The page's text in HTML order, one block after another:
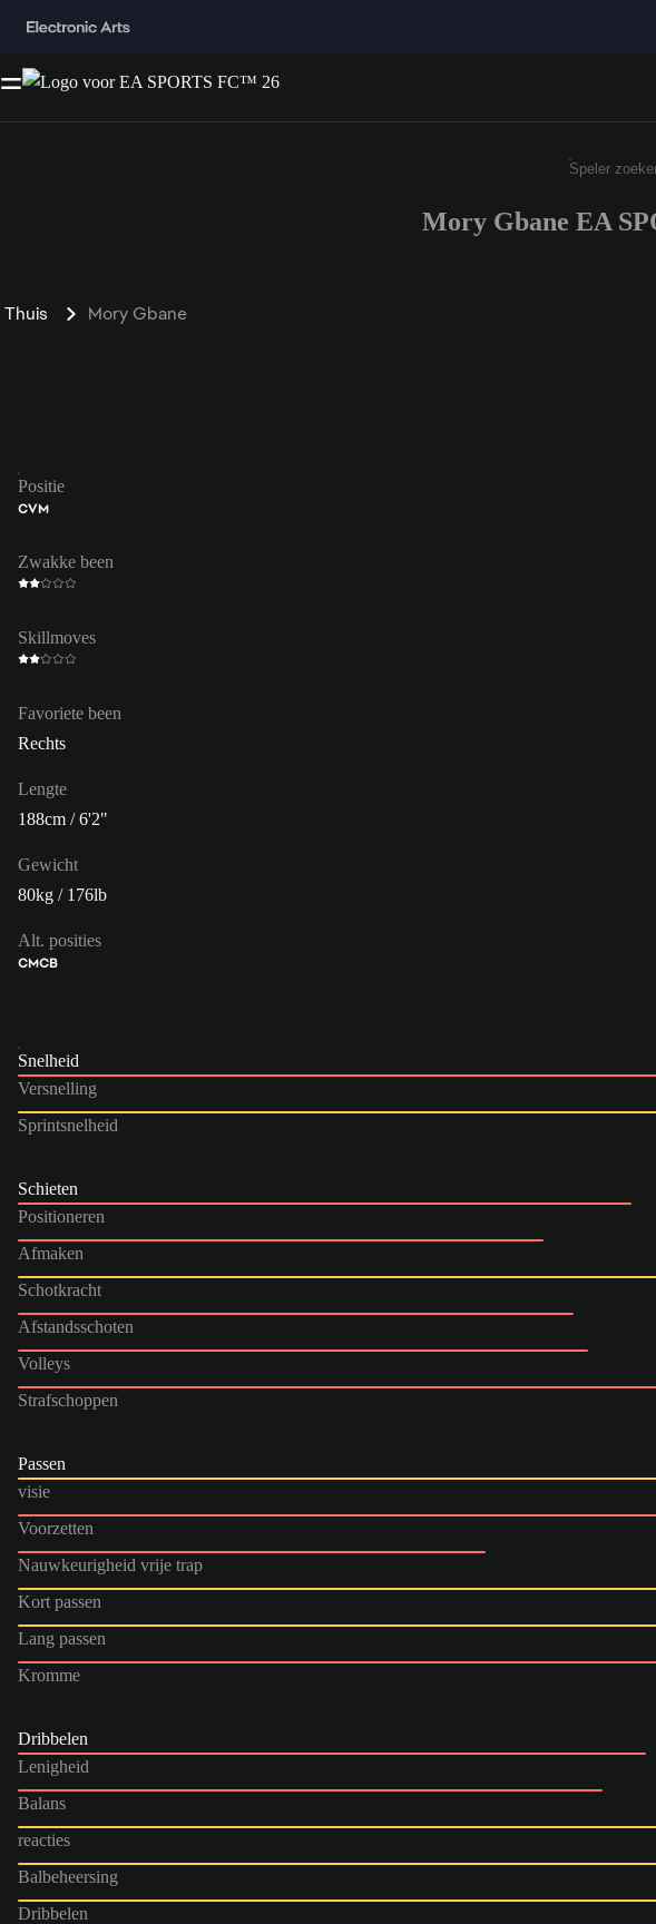
Enter
Mory Gbane EA
Thuis Mory Gbane
Positie
CVM
Zwakke been
Skillmoves
Favoriete been
Rechts
Lengte
188cm / 6'2"
Gewicht
80kg / 176lb
Alt. posities
CMCB
Snelheid
Versnelling
Sprintsnelheid
Schieten
Positioneren
Afmaken
Schotkracht
Afstandsschoten
Volleys
Strafschoppen
Passen
visie
Voorzetten
Nauwkeurigheid vrije trap
Kort passen
Lang passen
Kromme
Dribbelen
Lenigheid
Balans
reacties
Balbeheersing
Dribbelen